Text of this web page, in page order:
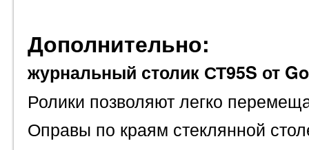
Дополнительно:
журнальный столик СТ95S от
Ролики позволяют легко
Оправы по краям стеклянной